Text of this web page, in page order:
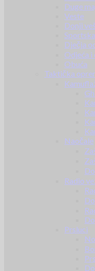
Duge
Veste
Donji veš
Dječja
Odjeća i
Obuća
Taktička
Naočale
Radio
Prsluci